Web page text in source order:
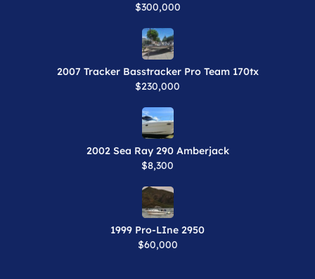
$300,000
2007 Tracker Basstracker Pro Team 170tx
$230,000
2002 Sea Ray 290 Amberjack
$8,300
1999 Pro-LIne 2950
$60,000